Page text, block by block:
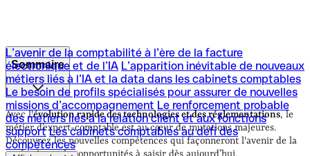
L’avenir de la comptabilité à l’ère de la facture
électronique et de l’IA L’apparition inévitable de nouveaux
métiers liés à l’IA et la data dans les cabinets comptables
Le besoin de profils spécialisés pour assurer de nouvelles
missions d’accompagnement Le renforcement probable
des métiers liés à la relation client et aux fonctions
support Les cabinets comptables au défi des
compétences
Sommaire
L’avenir de la comptabilité à l’ère de la facture
électronique et de l’IA L’apparition inévitable de nouveaux
métiers liés à l’IA et la data dans les cabinets comptables
Le besoin de profils spécialisés pour assurer de nouvelles
missions d’accompagnement Le renforcement probable
Avec l'évolution rapide des technologies et des réglementations, le
métier d’expert-comptable est au cœur de mutations majeures.
Découvrez les nouvelles compétences qui façonneront l'avenir de la